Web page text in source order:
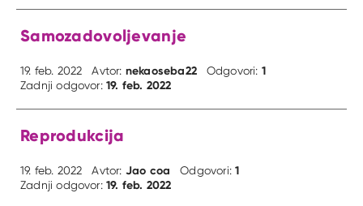
Samozadovoljevanje
19. feb. 2022 Avtor: nekaoseba22 Odgovori: 1
Zadnji odgovor:19. feb. 2022
Reprodukcija
19. feb. 2022 Avtor: Jao coa Odgovori:1
Zadnji odgovor:19. feb. 2022